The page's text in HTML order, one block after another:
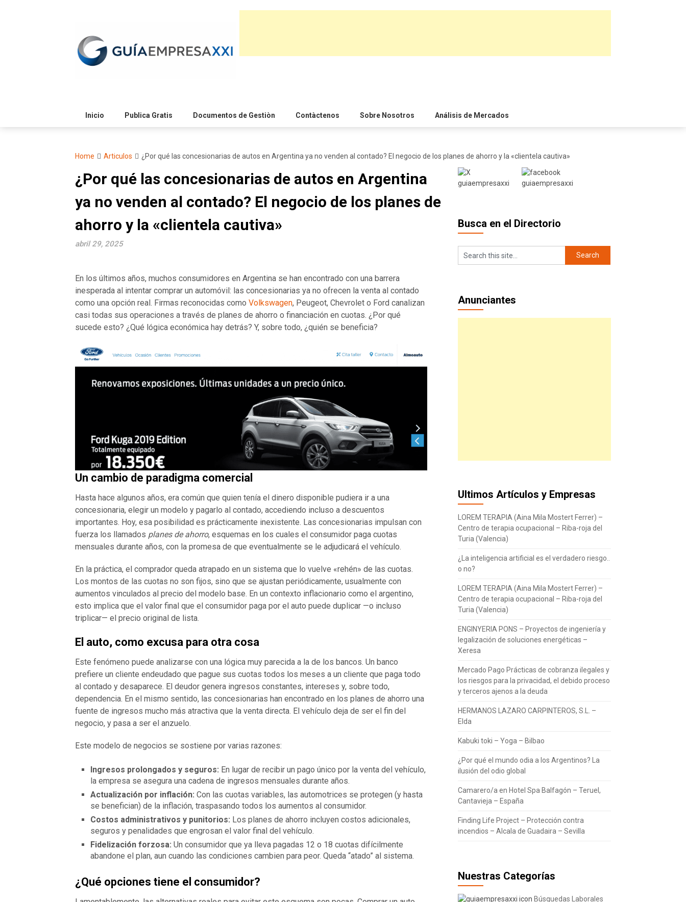
Inicio Publica Gratis Documentos de Gestiòn Contàctenos Sobre Nosotros Análisis de Mercados
Home Articulos ¿Por qué las concesionarias de autos en Argentina ya no venden al contado? El negocio de los planes de ahorro y la «clientela cautiva»
¿Por qué las concesionarias de autos en Argentina
ya no venden al contado? El negocio de los planes de
ahorro y la «clientela cautiva»
abril 29, 2025
En los últimos años, muchos consumidores en Argentina se han encontrado con una barrera
inesperada al intentar comprar un automóvil: las concesionarias ya no ofrecen la venta al contado
como una opción real. Firmas reconocidas como Volkswagen, Peugeot, Chevrolet o Ford canalizan
casi todas sus operaciones a través de planes de ahorro o financiación en cuotas. ¿Por qué
sucede esto? ¿Qué lógica económica hay detrás? Y, sobre todo, ¿quién se beneficia?
Un cambio de paradigma comercial
Hasta hace algunos años, era común que quien tenía el dinero disponible pudiera ir a una
concesionaria, elegir un modelo y pagarlo al contado, accediendo incluso a descuentos
importantes. Hoy, esa posibilidad es prácticamente inexistente. Las concesionarias impulsan con
fuerza los llamados planes de ahorro, esquemas en los cuales el consumidor paga cuotas
mensuales durante años, con la promesa de que eventualmente se le adjudicará el vehículo.
En la práctica, el comprador queda atrapado en un sistema que lo vuelve «rehén» de las cuotas.
Los montos de las cuotas no son fijos, sino que se ajustan periódicamente, usualmente con
aumentos vinculados al precio del modelo base. En un contexto inflacionario como el argentino,
esto implica que el valor final que el consumidor paga por el auto puede duplicar —o incluso
triplicar— el precio original de lista.
El auto, como excusa para otra cosa
Este fenómeno puede analizarse con una lógica muy parecida a la de los bancos. Un banco
prefiere un cliente endeudado que pague sus cuotas todos los meses a un cliente que paga todo
al contado y desaparece. El deudor genera ingresos constantes, intereses y, sobre todo,
dependencia. En el mismo sentido, las concesionarias han encontrado en los planes de ahorro una
fuente de ingresos mucho más atractiva que la venta directa. El vehículo deja de ser el fin del
negocio, y pasa a ser el anzuelo.
Este modelo de negocios se sostiene por varias razones:
Ingresos prolongados y seguros: En lugar de recibir un pago único por la venta del vehículo,
la empresa se asegura una cadena de ingresos mensuales durante años.
Actualización por inflación: Con las cuotas variables, las automotrices se protegen (y hasta
se benefician) de la inflación, traspasando todos los aumentos al consumidor.
Costos administrativos y punitorios: Los planes de ahorro incluyen costos adicionales,
seguros y penalidades que engrosan el valor final del vehículo.
Fidelización forzosa: Un consumidor que ya lleva pagadas 12 o 18 cuotas difícilmente
abandone el plan, aun cuando las condiciones cambien para peor. Queda “atado” al sistema.
¿Qué opciones tiene el consumidor?
Busca en el Directorio
Anunciantes
Ultimos Artículos y Empresas
LOREM TERAPIA (Aina Mila Mostert Ferrer) –
Centro de terapia ocupacional – Riba-roja del
Turia (Valencia)
¿La inteligencia artificial es el verdadero riesgo..
o no?
LOREM TERAPIA (Aina Mila Mostert Ferrer) –
Centro de terapia ocupacional – Riba-roja del
Turia (Valencia)
ENGINYERIA PONS – Proyectos de ingeniería y
legalización de soluciones energéticas –
Xeresa
Mercado Pago Prácticas de cobranza ilegales y
los riesgos para la privacidad, el debido proceso
y terceros ajenos a la deuda
HERMANOS LAZARO CARPINTEROS, S.L. –
Elda
Kabuki toki – Yoga – Bilbao
¿Por qué el mundo odia a los Argentinos? La
ilusión del odio global
Camarero/a en Hotel Spa Balfagón – Teruel,
Cantavieja – España
Finding Life Project – Protección contra
incendios – Alcala de Guadaira – Sevilla
Nuestras Categorías
Búsquedas Laborales